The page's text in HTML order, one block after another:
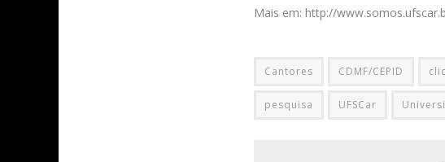
Mais em: http://
Cantores CDMF/CEPID
pesquisa UFSCar